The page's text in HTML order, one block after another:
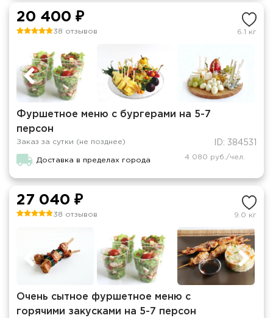
20 400 ₽
38 отзывов 6.1 кг
Фуршетное меню с бургерами на 5-7
персон
Заказ за сутки (не позднее) ID: 384531
Доставка в пределах города 4 080 руб./чел.
27 040 ₽
38 отзывов 9.0 кг
Очень сытное фуршетное меню с
горячими закусками на 5-7 персон